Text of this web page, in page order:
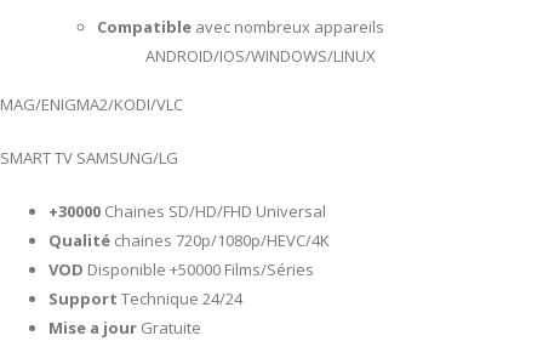
Compatible avec nombreux appareils
ANDROID/IOS/WINDOWS/LINUX
MAG/ENIGMA2/KODI/VLC
SMART TV SAMSUNG/LG
+30000 Chaines SD/HD/FHD Universal
Qualité chaines 720p/1080p/HEVC/4K
VOD Disponible +50000 Films/Séries
Support Technique 24/24
Mise a jour Gratuite